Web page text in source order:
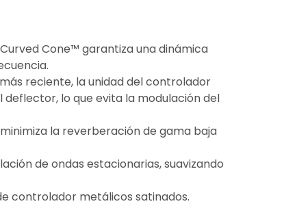
Cone™ garantiza una dinámica
reciente, la unidad del controlador
lo que evita la modulación del
la reverberación de gama baja
de ondas estacionarias, suavizando
controlador metálicos satinados.